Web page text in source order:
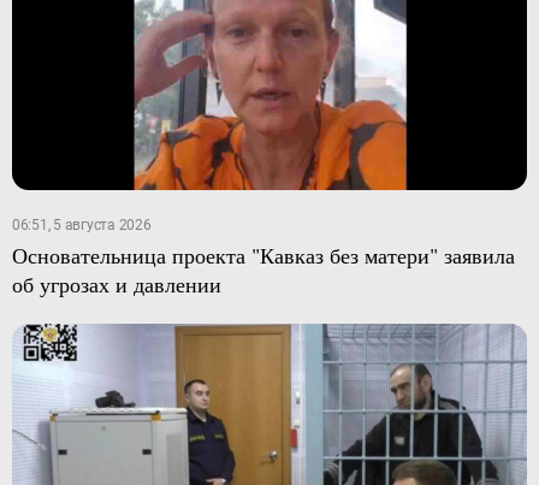
06:51, 5 августа 2026
Основательница проекта "Кавказ без матери" заявила
об угрозах и давлении